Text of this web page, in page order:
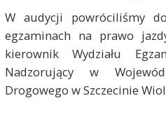
W audycji powróciliśmy
egzaminach na prawo
kierownik Wydziału
Nadzorujący w
Drogowego w Szczecinie